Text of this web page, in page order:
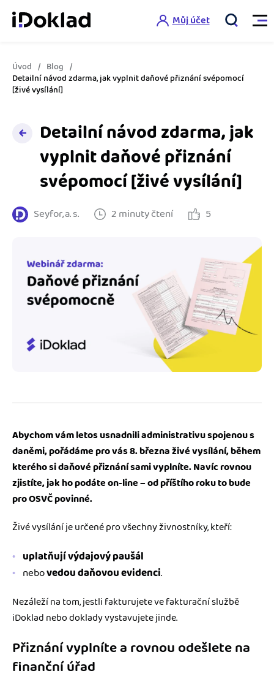
Vlastnosti
Správa kontaktů
Hlídání cashflow
Výkazy pro úřady
Propojení na další systémy
Spřátelené účetní
Vzdělání
Nápověda
Jak začít s iDokladem
Jak se vyznat ve fakturaci
Blog
mini akademie
Šablona pro neplátce DPH
Můj účet
Úvod
Blog
Detailní návod zdarma, jak vyplnit daňové přiznání svépomocí
[živé vysílání]
Detailní návod zdarma, jak
vyplnit daňové přiznání
svépomocí [živé vysílání]
Seyfor, a. s. 2 minuty čtení 5
Abychom vám letos usnadnili administrativu spojenou s
daněmi, pořádáme pro vás 8. března živé vysílání, během
kterého si daňové přiznání sami vyplníte. Navíc rovnou
zjistíte, jak ho podáte on-line – od příštího roku to bude
pro OSVČ povinné.
Živé vysílání je určené pro všechny živnostníky, kteří:
uplatňují výdajový paušál
nebovedou daňovou evidenci.
Nezáleží na tom, jestli fakturujete ve fakturační službě
iDoklad nebo doklady vystavujete jinde.
Přiznání vyplníte a rovnou odešlete na
finanční úřad